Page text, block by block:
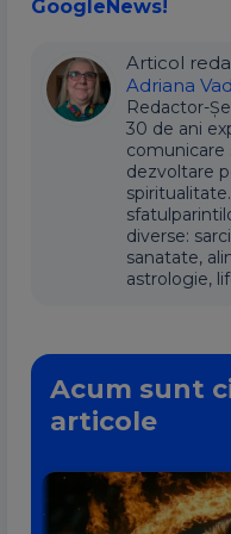
GoogleNews!
Articol
Adriana
Redactor-
30 de ani
comunicare
dezvoltare
diverse:
sanatate,
astrologie,
Acum sunt
articole